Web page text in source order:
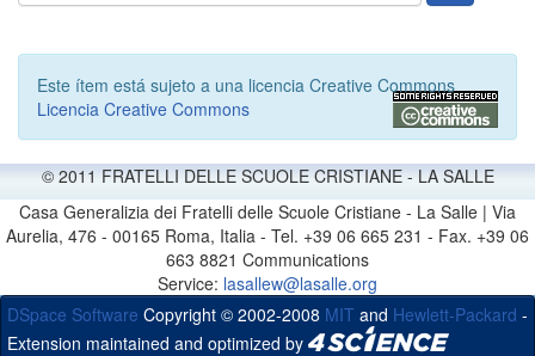
Este ítem está sujeto a una licencia Creative Commons
Licencia Creative Commons
© 2011 FRATELLI DELLE SCUOLE CRISTIANE - LA SALLE
Casa Generalizia dei Fratelli delle Scuole Cristiane - La Salle | Via
Aurelia, 476 - 00165 Roma, Italia - Tel. +39 06 665 231 - Fax. +39 06
663 8821 Communications
Service: lasallew@lasalle.org
DSpace Software Copyright © 2002-2008 MIT and Hewlett-Packard -
Extension maintained and optimized by